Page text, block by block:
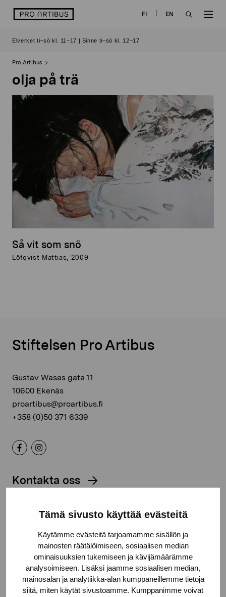
Tämä sivusto käyttää evästeitä
Käytämme evästeitä tarjoamamme sisällön ja
mainosten räätälöimiseen, sosiaalisen median
ominaisuuksien tukemiseen ja kävijämäärämme
analysoimiseen. Lisäksi jaamme sosiaalisen median,
mainosalan ja analytiikka-alan kumppaneillemme tietoja
siitä, miten käytät sivustoamme. Kumppanimme voivat
logo FI
EN
Elverket ti–sö kl. 11–17 | Sinne ti–sö kl. 12–17
Pro Artibus
olja på trä
Så vit som snö
Löfqvist Mattias, 2009
Stiftelsen Pro Artibus
Gustav Wasas gata 11
10600 Ekenäs
proartibus@proartibus.fi
+358 (0)50 371 6339
Kontakta oss
Håll dig uppdaterad om aktuella
utställningar och evenemang
Förnamn